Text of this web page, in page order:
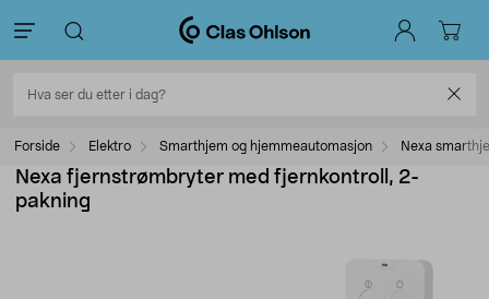
Forside Elektro Smarthjem og hjemmeautomasjon Nexa
Nexa fjernstrømbryter med fjernkontroll, 2-
pakning